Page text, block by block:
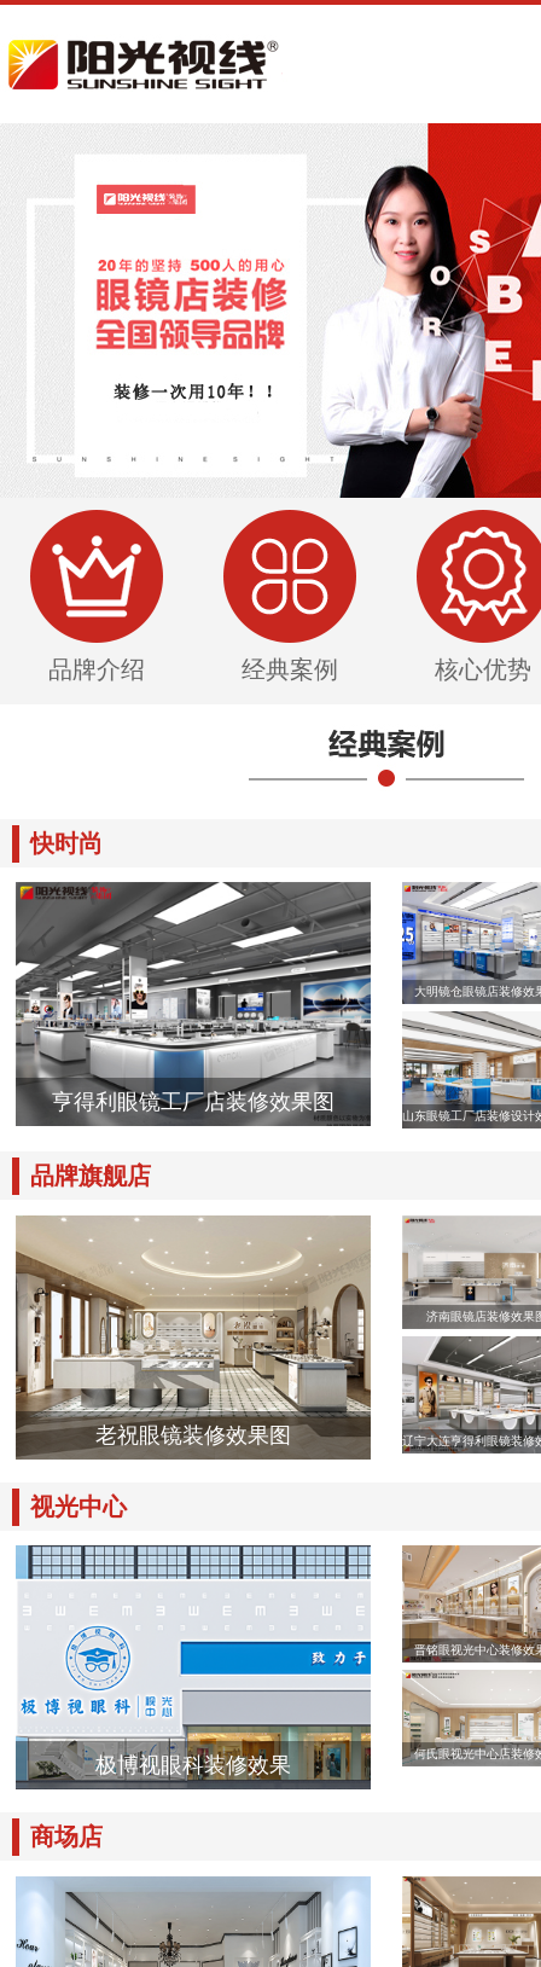
品牌介绍 经典案例 核心优势
快时尚
亨得利眼镜工厂店装修效果图
大明镜仓眼镜店装修效
山东眼镜工厂店装修设计
品牌旗舰店
老祝眼镜装修效果图
济南眼镜店装修效果
辽宁大连亨得利眼镜装修
视光中心
极博视眼科装修效果
晋铭眼视光中心装修效
何氏眼视光中心店装修
商场店